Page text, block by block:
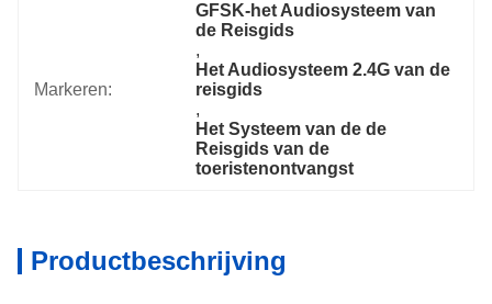
Markeren:
GFSK-het Audiosysteem van
de Reisgids
,
Het Audiosysteem 2.4G van de
reisgids
,
Het Systeem van de de
Reisgids van de
toeristenontvangst
Productbeschrijving